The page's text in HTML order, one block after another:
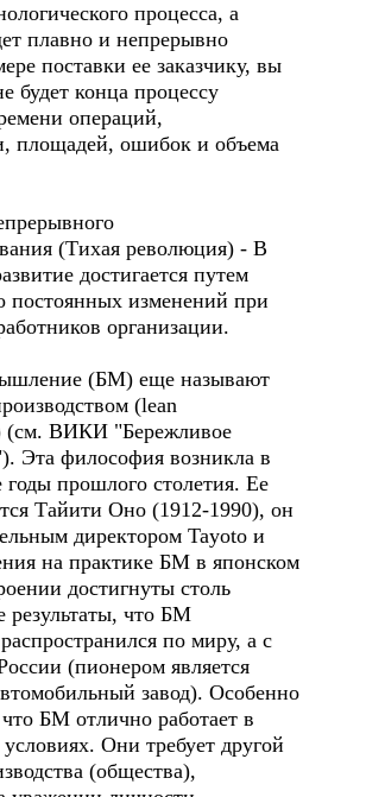
процесса, а
плавно и непрерывно
поставки ее заказчику, вы
будет конца процессу
операций,
площадей, ошибок и объема
(Тихая революция) - В
достигается путем
постоянных изменений при
организации.
(БМ) еще называют
(lean
(см. ВИКИ "Бережливое
Эта философия возникла в
прошлого столетия. Ее
Тайити Оно (1912-1990), он
директором Tayoto и
на практике БМ в японском
достигнуты столь
результаты, что БМ
по миру, а с
(пионером является
завод). Особенно
БМ отлично работает в
Они требует другой
(общества),